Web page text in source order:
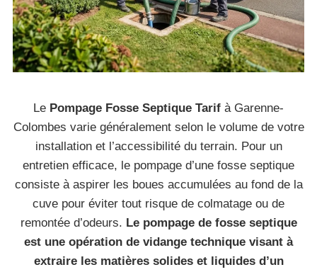
Le Pompage Fosse Septique Tarif à Garenne-
Colombes varie généralement selon le volume de votre
installation et l’accessibilité du terrain. Pour un
entretien efficace, le pompage d’une fosse septique
consiste à aspirer les boues accumulées au fond de la
cuve pour éviter tout risque de colmatage ou de
remontée d’odeurs. Le pompage de fosse septique
est une opération de vidange technique visant à
extraire les matières solides et liquides d’un